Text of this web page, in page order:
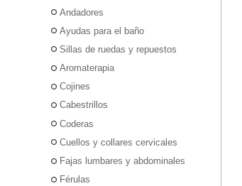
Andadores
Ayudas para el baño
Sillas de ruedas y repuestos
Aromaterapia
Cojines
Cabestrillos
Coderas
Cuellos y collares cervicales
Fajas lumbares y abdominales
Férulas